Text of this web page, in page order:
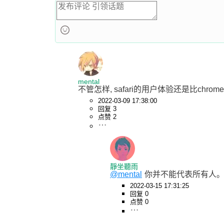
mental
不管怎样, safari的用户体验还是比
2022-03-09 17:38:00
回复 3
点赞 2
靜坐聽雨
@mental 你并不能代表所有人。
2022-03-15 17:31:25
回复 0
点赞 0